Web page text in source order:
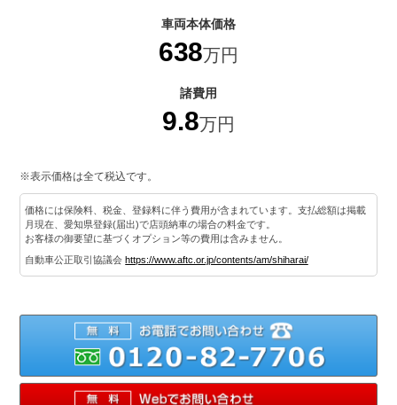
車両本体価格
638万円
諸費用
9.8万円
※表示価格は全て税込です。
価格には保険料、税金、登録料に伴う費用が含まれています。支払総額は掲載
月現在、愛知県登録(届出)で店頭納車の場合の料金です。
お客様の御要望に基づくオプション等の費用は含みません。
自動車公正取引協議会https://www.aftc.or.jp/contents/am/shiharai/